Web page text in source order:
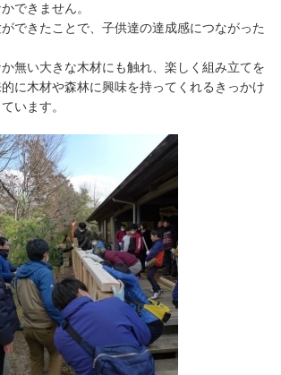
できません。
できたことで、子供達の達成感につながった
無い大きな木材にも触れ、楽しく組み立てを
に木材や森林に興味を持ってくれるきっかけ
います。